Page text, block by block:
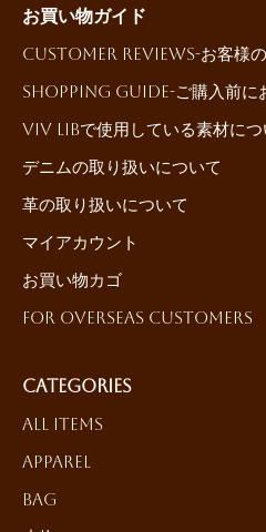
お買い物ガイド
Customer reviews-お客様
Shopping Guide-ご購入前に
ViV LiBで使用している素材につ
デニムの取り扱いについて
革の取り扱いについて
マイアカウント
お買い物カゴ
For Overseas Customers
Categories
All Items
Apparel
Bag